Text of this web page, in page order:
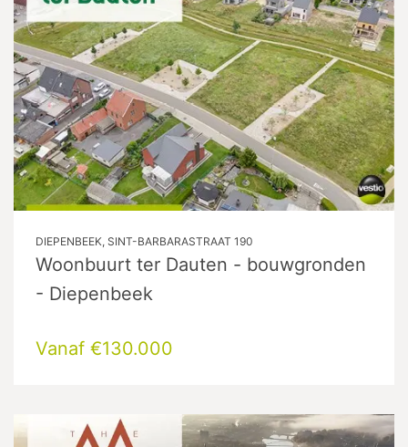
DIEPENBEEK, SINT-BARBARASTRAAT 190
Woonbuurt ter Dauten - bouwgronden
- Diepenbeek
Vanaf €130.000